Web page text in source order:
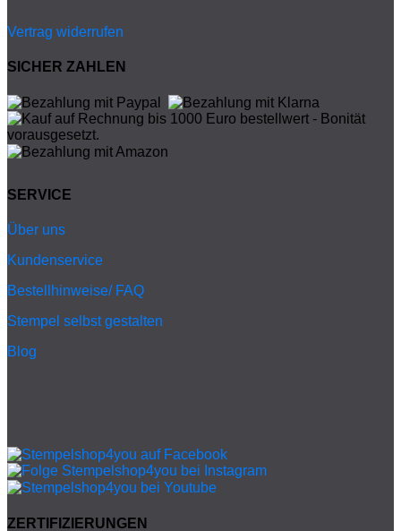
Vertrag widerrufen
SICHER ZAHLEN
SERVICE
Über uns
Kundenservice
Bestellhinweise/ FAQ
Stempel selbst gestalten
Blog
ZERTIFIZIERUNGEN